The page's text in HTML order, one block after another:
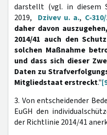
darstellt (vgl. in diesem
2019, Dzivev u. a.,
daher davon
2014/41 auch den
solchen Maßnahme
und dass sich dieser
Daten zu
Mitgliedstaat erstreckt."
3. Von entscheidender
EuGH den
der Richtlinie 2014/41